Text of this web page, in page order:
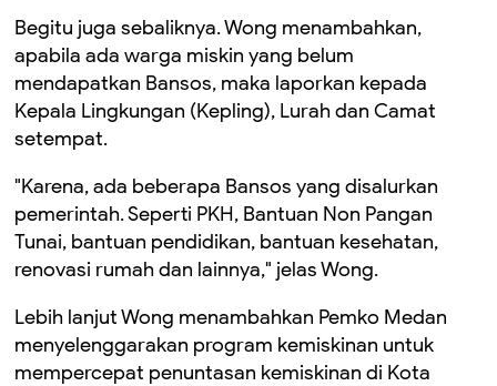
Begitu juga sebaliknya. Wong menambahkan,
apabila ada warga miskin yang belum
mendapatkan Bansos, maka laporkan kepada
Kepala Lingkungan (Kepling), Lurah dan Camat
setempat.
"Karena, ada beberapa Bansos yang disalurkan
pemerintah. Seperti PKH, Bantuan Non Pangan
Tunai, bantuan pendidikan, bantuan kesehatan,
renovasi rumah dan lainnya," jelas Wong.
Lebih lanjut Wong menambahkan Pemko Medan
menyelenggarakan program kemiskinan untuk
mempercepat penuntasan kemiskinan di Kota